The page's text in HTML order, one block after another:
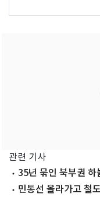
관련 기사
35년 묶인 북부권
민통선 올라가고 철